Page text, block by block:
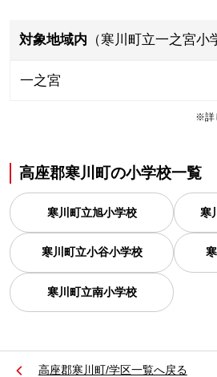
対象地域内 （寒川町立一之宮小
一之宮
※詳
高座郡寒川町の小学校一覧
寒川町立旭小学校 寒
寒川町立小谷小学校
寒川町立南小学校
高座郡寒川町/学区一覧へ戻る